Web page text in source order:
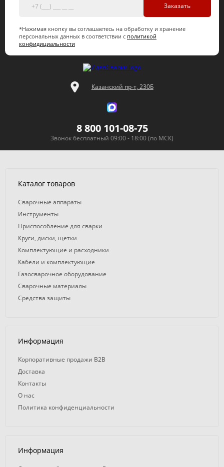
Заказать
*Нажимая кнопку вы соглашаетесь на обработку и хранение
персональных данных в соответствии с политикой
конфидициальности
Казанский пр-т, 230Б
8 800 101-08-75
Звонок бесплатный 09:00 - 18:00 (по МСК)
Каталог товаров
Сварочные аппараты
Инструменты
Приспособление для сварки
Круги, диски, щетки
Комплектующие и расходники
Кабели и комплектующие
Газосварочное оборудование
Сварочные материалы
Средства защиты
Информация
Корпоративные продажи B2B
Доставка
Контакты
О нас
Политика конфиденциальности
Информация